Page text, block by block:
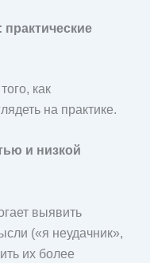
практические
как
на практике.
и низкой
выявить
(«я неудачник»,
их более